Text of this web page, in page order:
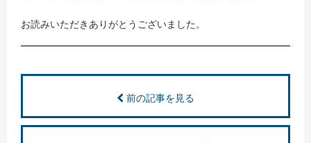
お読みいただきありがとうございました。
前の記事を見る